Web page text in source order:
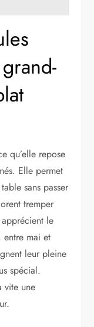
qu’elle repose
Elle permet
sans passer
tremper
le
entre mai et
leur pleine
spécial.
vite une